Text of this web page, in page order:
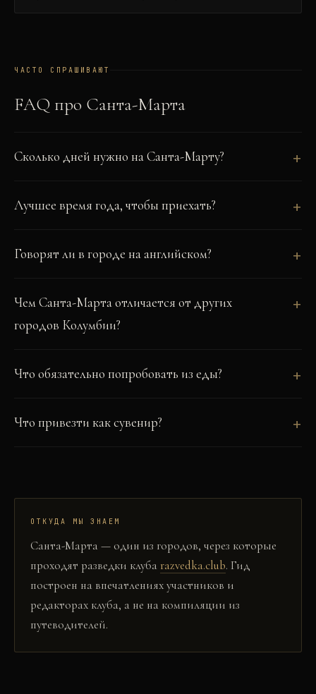
ЧАСТО СПРАШИВАЮТ
FAQ про Санта-Марта
Сколько дней нужно на Санта-Марту?
Лучшее время года, чтобы приехать?
Говорят ли в городе на английском?
Чем Санта-Марта отличается от других
городов Колумбии?
Что обязательно попробовать из еды?
Что привезти как сувенир?
ОТКУДА МЫ ЗНАЕМ
Санта-Марта — один из городов, через которые
проходят разведки клуба razvedka.club. Гид
построен на впечатлениях участников и
редакторах клуба, а не на компиляции из
путеводителей.